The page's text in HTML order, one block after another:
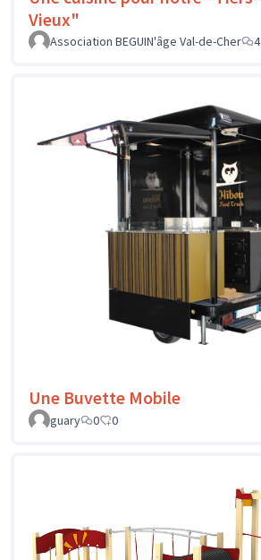
Vieux"
Association BEGUIN'âge Val-de-Cher
4
Une Buvette Mobile
guary
0 0